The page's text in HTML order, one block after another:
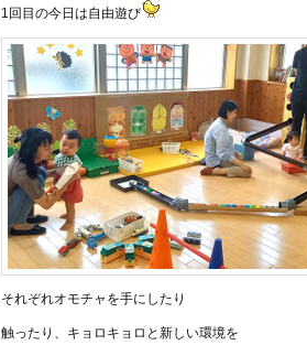
1回目の今日は自由遊び
それぞれオモチャを手にしたり
触ったり、キョロキョロと新しい環境を